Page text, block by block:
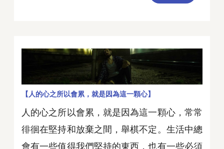
【人的心之所以會累，就是因為這一顆心】
人的心之所以會累，就是因為這一顆心，常常
徘徊在堅持和放棄之間，舉棋不定。生活中總
會有一些值得我們堅持的東西，也有一些必須